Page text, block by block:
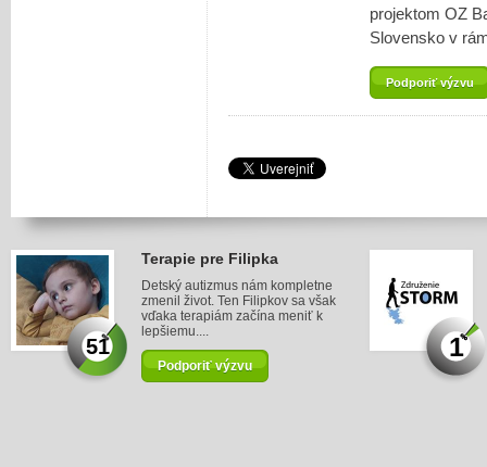
projektom OZ
Slovensko v
Podporiť výzvu
51
Terapie pre Filipka
Detský autizmus nám kompletne
zmenil život. Ten Filipkov sa však
vďaka terapiám začína meniť k
lepšiemu....
Podporiť výzvu
1